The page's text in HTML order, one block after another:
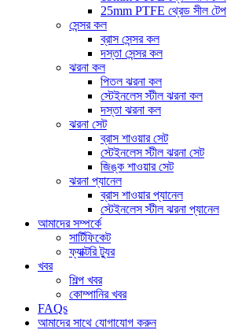
25mm PTFE থ্রেড সীল টেপ
সেন্সর কল
ব্রাস সেন্সর কল
দস্তা সেন্সর কল
ঝরনা কল
পিতল ঝরনা কল
স্টেইনলেস স্টীল ঝরনা কল
দস্তা ঝরনা কল
ঝরনা সেট
ব্রাস শাওয়ার সেট
স্টেইনলেস স্টীল ঝরনা সেট
জিঙ্ক শাওয়ার সেট
ঝরনা প্যানেল
ব্রাস শাওয়ার প্যানেল
স্টেইনলেস স্টীল ঝরনা প্যানেল
আমাদের সম্পর্কে
সার্টিফিকেট
ফ্যাক্টরি ট্যুর
খবর
শিল্প খবর
কোম্পানির খবর
FAQs
আমাদের সাথে যোগাযোগ করুন